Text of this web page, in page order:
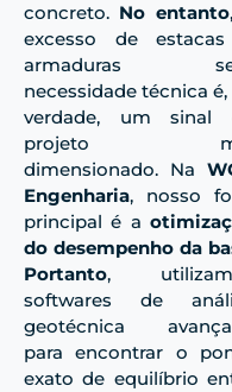
concreto. No entanto
excesso de
armaduras
necessidade técnica é,
verdade, um sinal
projeto
dimensionado. Na
Engenharia, nosso
principal é a
do desempenho da
Portanto,
softwares de
geotécnica
para encontrar o
exato de equilíbrio